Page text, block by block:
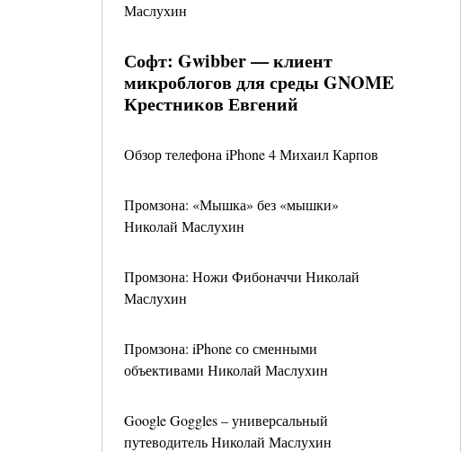
Маслухин
Софт: Gwibber — клиент
микроблогов для среды GNOME
Крестников Евгений
Обзор телефона iPhone 4 Михаил Карпов
Промзона: «Мышка» без «мышки»
Николай Маслухин
Промзона: Ножи Фибоначчи Николай
Маслухин
Промзона: iPhone со сменными
объективами Николай Маслухин
Google Goggles – универсальный
путеводитель Николай Маслухин